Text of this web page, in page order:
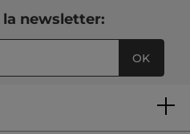
la newsletter:
OK